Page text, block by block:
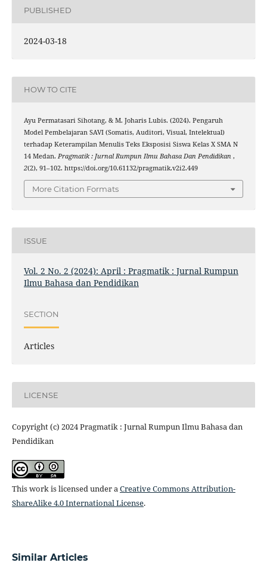
PUBLISHED
2024-03-18
HOW TO CITE
Ayu Permatasari Sihotang, & M. Joharis Lubis. (2024). Pengaruh
Model Pembelajaran SAVI (Somatis, Auditori, Visual, Intelektual)
terhadap Keterampilan Menulis Teks Eksposisi Siswa Kelas X SMA N
14 Medan. Pragmatik : Jurnal Rumpun Ilmu Bahasa Dan Pendidikan ,
2(2), 91–102. https://doi.org/10.61132/pragmatik.v2i2.449
More Citation Formats
ISSUE
Vol. 2 No. 2 (2024): April : Pragmatik : Jurnal Rumpun
Ilmu Bahasa dan Pendidikan
SECTION
Articles
LICENSE
Copyright (c) 2024 Pragmatik : Jurnal Rumpun Ilmu Bahasa dan
Pendidikan
This work is licensed under aCreative Commons Attribution-
ShareAlike 4.0 International License.
Similar Articles